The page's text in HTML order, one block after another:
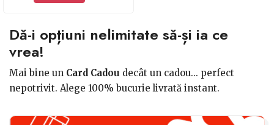
Dă-i opțiuni nelimitate să-și ia ce
vrea!
Mai bine un Card Cadou decât un cadou... perfect
nepotrivit. Alege 100% bucurie livrată instant.